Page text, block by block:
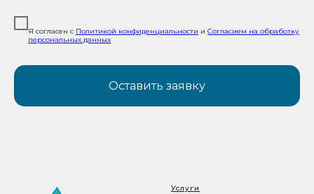
Я согласен с Политикой конфиденциальности и Согласием на обработку
персональных данных
Оставить заявку
Услуги